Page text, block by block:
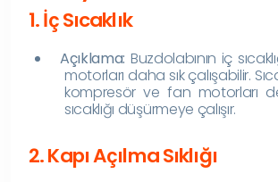
1. İç Sıcaklık
Açıklama: Buzdolabının iç
motorları daha sık çalışabilir.
kompresör ve fan motorları
sıcaklığı düşürmeye çalışır.
2. Kapı Açılma Sıklığı